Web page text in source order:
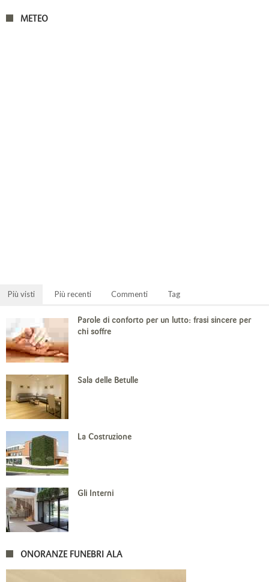
METEO
Più visti Più recenti Commenti Tag
Parole di conforto per un lutto: frasi sincere per
chi soffre
Sala delle Betulle
La Costruzione
Gli Interni
ONORANZE FUNEBRI ALA